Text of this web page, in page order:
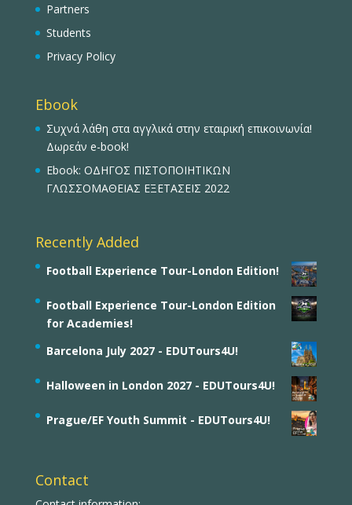
Partners
Students
Privacy Policy
Ebook
Συχνά λάθη στα αγγλικά στην εταιρική επικοινωνία!
Δωρεάν e-book!
Ebook: ΟΔΗΓΟΣ ΠΙΣΤΟΠΟΙΗΤΙΚΩΝ
ΓΛΩΣΣΟΜΑΘΕΙΑΣ ΕΞΕΤΑΣΕΙΣ 2022
Recently Added
Football Experience Tour-London Edition!
Football Experience Tour-London Edition
for Academies!
Barcelona July 2027 - EDUTours4U!
Halloween in London 2027 - EDUTours4U!
Prague/EF Youth Summit - EDUTours4U!
Contact